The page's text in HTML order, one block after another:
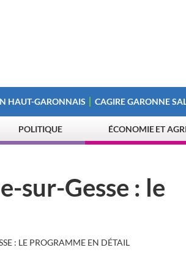
HAUT-GARONNAIS CAGIRE GARONNE
POLITIQUE ÉCONOMIE ET
sur-Gesse : le
: LE PROGRAMME EN DÉTAIL